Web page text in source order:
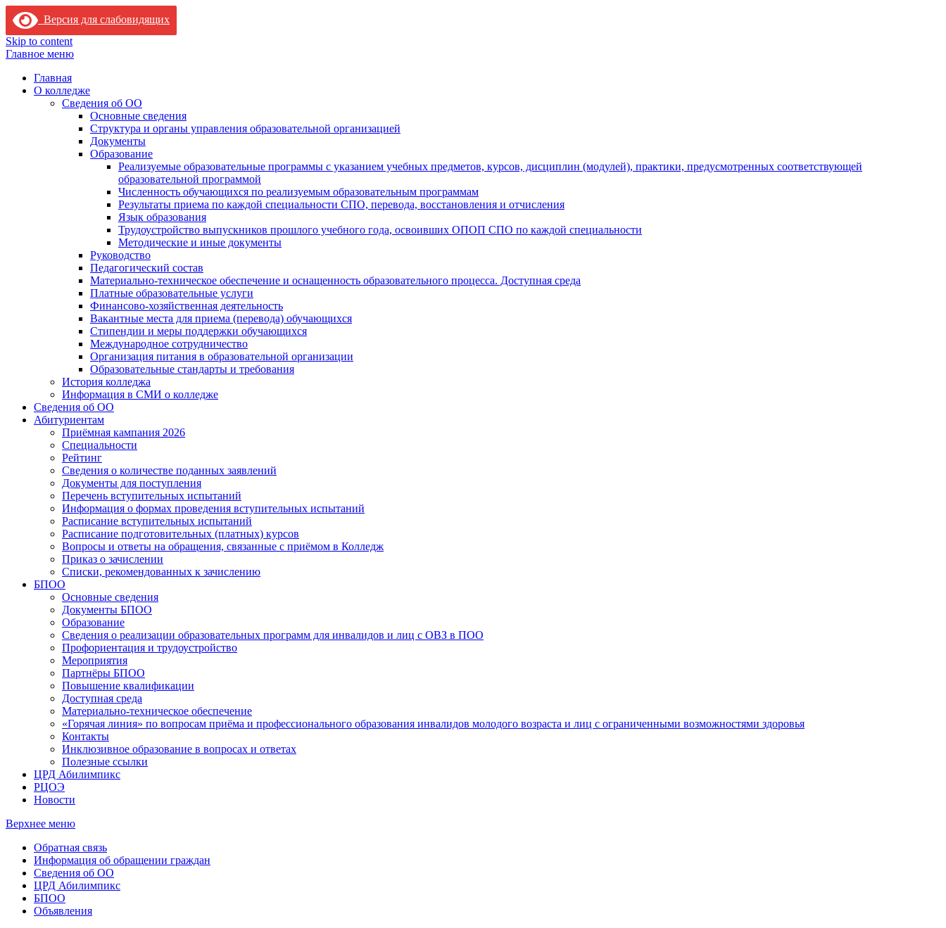
Версия для слабовидящих
Skip to content
Главное меню
Главная
О колледже
Сведения об ОО
Основные сведения
Структура и органы управления образовательной организацией
Документы
Образование
Реализуемые образовательные программы с указанием учебных предметов, курсов, дисциплин (модулей), практики, предусмотренных соответствующей
образовательной программой
Численность обучающихся по реализуемым образовательным программам
Результаты приема по каждой специальности СПО, перевода, восстановления и отчисления
Язык образования
Трудоустройство выпускников прошлого учебного года, освоивших ОПОП СПО по каждой специальности
Методические и иные документы
Руководство
Педагогический состав
Материально-техническое обеспечение и оснащенность образовательного процесса. Доступная среда
Платные образовательные услуги
Финансово-хозяйственная деятельность
Вакантные места для приема (перевода) обучающихся
Стипендии и меры поддержки обучающихся
Международное сотрудничество
Организация питания в образовательной организации
Образовательные стандарты и требования
История колледжа
Информация в СМИ о колледже
Сведения об ОО
Абитуриентам
Приёмная кампания 2026
Специальности
Рейтинг
Сведения о количестве поданных заявлений
Документы для поступления
Перечень вступительных испытаний
Информация о формах проведения вступительных испытаний
Расписание вступительных испытаний
Расписание подготовительных (платных) курсов
Вопросы и ответы на обращения, связанные с приёмом в Колледж
Приказ о зачислении
Списки, рекомендованных к зачислению
БПОО
Основные сведения
Документы БПОО
Образование
Сведения о реализации образовательных программ для инвалидов и лиц с ОВЗ в ПОО
Профориентация и трудоустройство
Мероприятия
Партнёры БПОО
Повышение квалификации
Доступная среда
Материально-техническое обеспечение
«Горячая линия» по вопросам приёма и профессионального образования инвалидов молодого возраста и лиц с ограниченными возможностями здоровья
Контакты
Инклюзивное образование в вопросах и ответах
Полезные ссылки
ЦРД Абилимпикс
РЦОЭ
Новости
Верхнее меню
Обратная связь
Информация об обращении граждан
Сведения об ОО
ЦРД Абилимпикс
БПОО
Объявления